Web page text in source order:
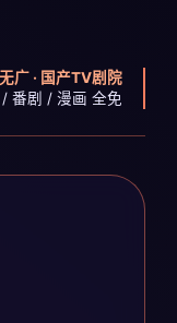
广 · 国产TV剧院
番剧 / 漫画 全免